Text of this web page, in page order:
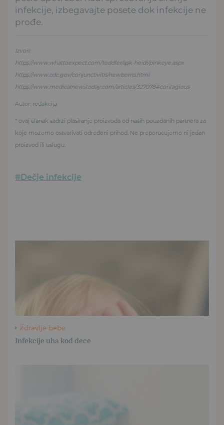
infekcije, izbegavajte posete dok infekcije ne
prođe.
Izvori:
https://www.whattoexpect.com/toddler/ask-heidi/pinkeye.aspx
https://www.cdc.gov/conjunctivitis/newborns.html
https://www.medicalnewstoday.com/articles/327078#contagious
Autor: redakcija
* ovaj članak sadrži plasiranje proizvoda od naših pouzdanih partnera za
koje možemo ostvarivati određeni prihod. Ne preporučujemo ni jedan
proizvod ili uslugu.
#Dečje infekcije
Zdravlje bebe
Infekcije uha kod dece